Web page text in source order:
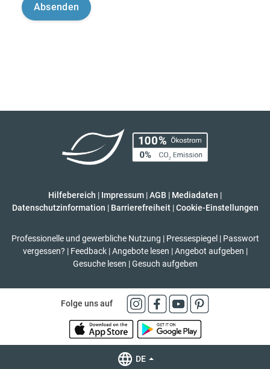
Hilfebereich | Impressum |AGB | Mediadaten |
Datenschutzinformation | Barrierefreiheit | Cookie-Einstellungen
Professionelle und gewerbliche Nutzung | Pressespiegel | Passwort
vergessen? | Feedback | Angebote lesen | Angebot aufgeben |
Gesuche lesen | Gesuch aufgeben
Folge uns auf
DE